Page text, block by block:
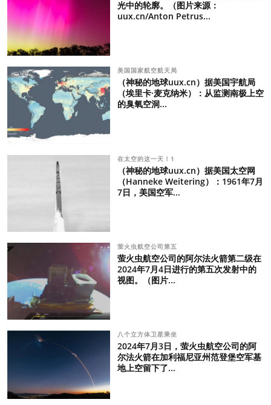
光中的轮廓。（图片来源：
uux.cn/Anton Petrus...
美国国家航空航天局
（神秘的地球uux.cn）据美国宇航局
（埃里卡·麦克纳米）：从监测南极上空
的臭氧空洞...
在太空的这一天！1
（神秘的地球uux.cn）据美国太空网
（Hanneke Weitering）：1961年7月
7日，美国空军...
萤火虫航空公司第五
萤火虫航空公司的阿尔法火箭第二级在
2024年7月4日进行的第五次发射中的
视图。（图片...
八个立方体卫星乘坐
2024年7月3日，萤火虫航空公司的阿
尔法火箭在加利福尼亚州范登堡空军基
地上空留下了...